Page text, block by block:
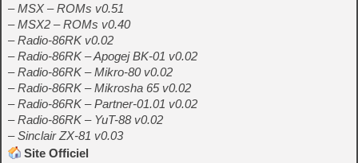
– MSX – ROMs v0.51
– MSX2 – ROMs v0.40
– Radio-86RK v0.02
– Radio-86RK – Apogej BK-01 v0.02
– Radio-86RK – Mikro-80 v0.02
– Radio-86RK – Mikrosha 65 v0.02
– Radio-86RK – Partner-01.01 v0.02
– Radio-86RK – YuT-88 v0.02
– Sinclair ZX-81 v0.03
Site Officiel